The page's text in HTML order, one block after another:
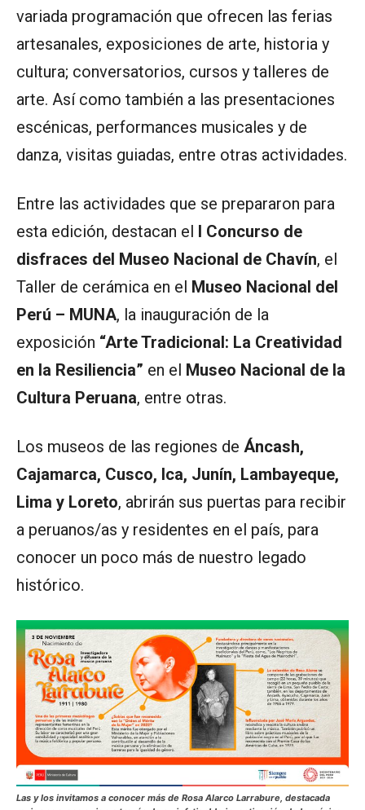
variada programación que ofrecen las ferias
artesanales, exposiciones de arte, historia y
cultura; conversatorios, cursos y talleres de
arte. Así como también a las presentaciones
escénicas, performances musicales y de
danza, visitas guiadas, entre otras actividades.
Entre las actividades que se prepararon para
esta edición, destacan el I Concurso de
disfraces del Museo Nacional de Chavín, el
Taller de cerámica en el Museo Nacional del
Perú – MUNA, la inauguración de la
exposición “Arte Tradicional: La Creatividad
en la Resiliencia” en el Museo Nacional de la
Cultura Peruana, entre otras.
Los museos de las regiones de Áncash,
Cajamarca, Cusco, Ica, Junín, Lambayeque,
Lima y Loreto, abrirán sus puertas para recibir
a peruanos/as y residentes en el país, para
conocer un poco más de nuestro legado
histórico.
Las y los invitamos a conocer más de Rosa Alarco Larrabure, destacada